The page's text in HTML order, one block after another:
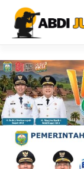
Langsung